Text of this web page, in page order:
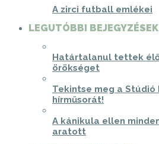
A zirci futball emlékei
LEGUTÓBBI BEJEGYZÉSEK
Határtalanul tettek
örökséget
Tekintse meg a Stúdió
hírműsorát!
A kánikula ellen
aratott